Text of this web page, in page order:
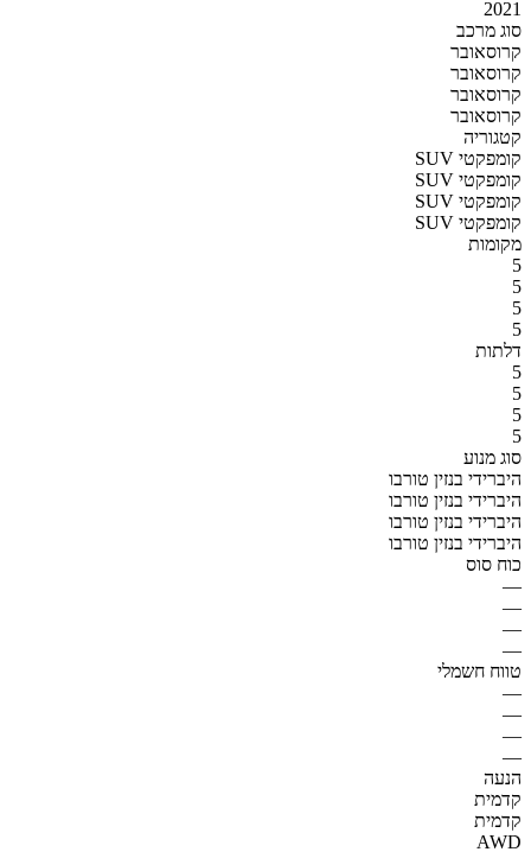
2021
סוג מרכב
קרוסאובר
קרוסאובר
קרוסאובר
קרוסאובר
קטגוריה
SUV קומפקטי
SUV קומפקטי
SUV קומפקטי
SUV קומפקטי
מקומות
5
5
5
5
דלתות
5
5
5
5
סוג מנוע
היברידי בנזין טורבו
היברידי בנזין טורבו
היברידי בנזין טורבו
היברידי בנזין טורבו
כוח סוס
—
—
—
—
טווח חשמלי
—
—
—
—
הנעה
קדמית
קדמית
AWD